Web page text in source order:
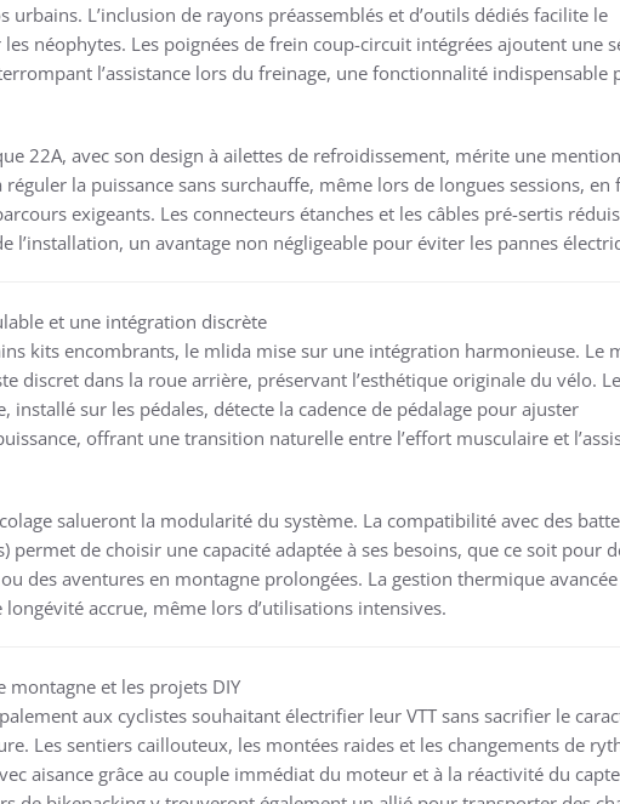
urbains. L’inclusion de rayons préassemblés et d’outils dédiés facilite le
néophytes. Les poignées de frein coup-circuit intégrées ajoutent une
l’assistance lors du freinage, une fonctionnalité indispensable
22A, avec son design à ailettes de refroidissement, mérite une mention
réguler la puissance sans surchauffe, même lors de longues sessions, en
exigeants. Les connecteurs étanches et les câbles pré-sertis
l’installation, un avantage non négligeable pour éviter les pannes
et une intégration discrète
kits encombrants, le mlida mise sur une intégration harmonieuse. Le
discret dans la roue arrière, préservant l’esthétique originale du vélo.
installé sur les pédales, détecte la cadence de pédalage pour ajuster
offrant une transition naturelle entre l’effort musculaire et
salueront la modularité du système. La compatibilité avec des
permet de choisir une capacité adaptée à ses besoins, que ce soit pour
des aventures en montagne prolongées. La gestion thermique
accrue, même lors d’utilisations intensives.
montagne et les projets DIY
aux cyclistes souhaitant électrifier leur VTT sans sacrifier le
Les sentiers caillouteux, les montées raides et les changements de
aisance grâce au couple immédiat du moteur et à la réactivité du